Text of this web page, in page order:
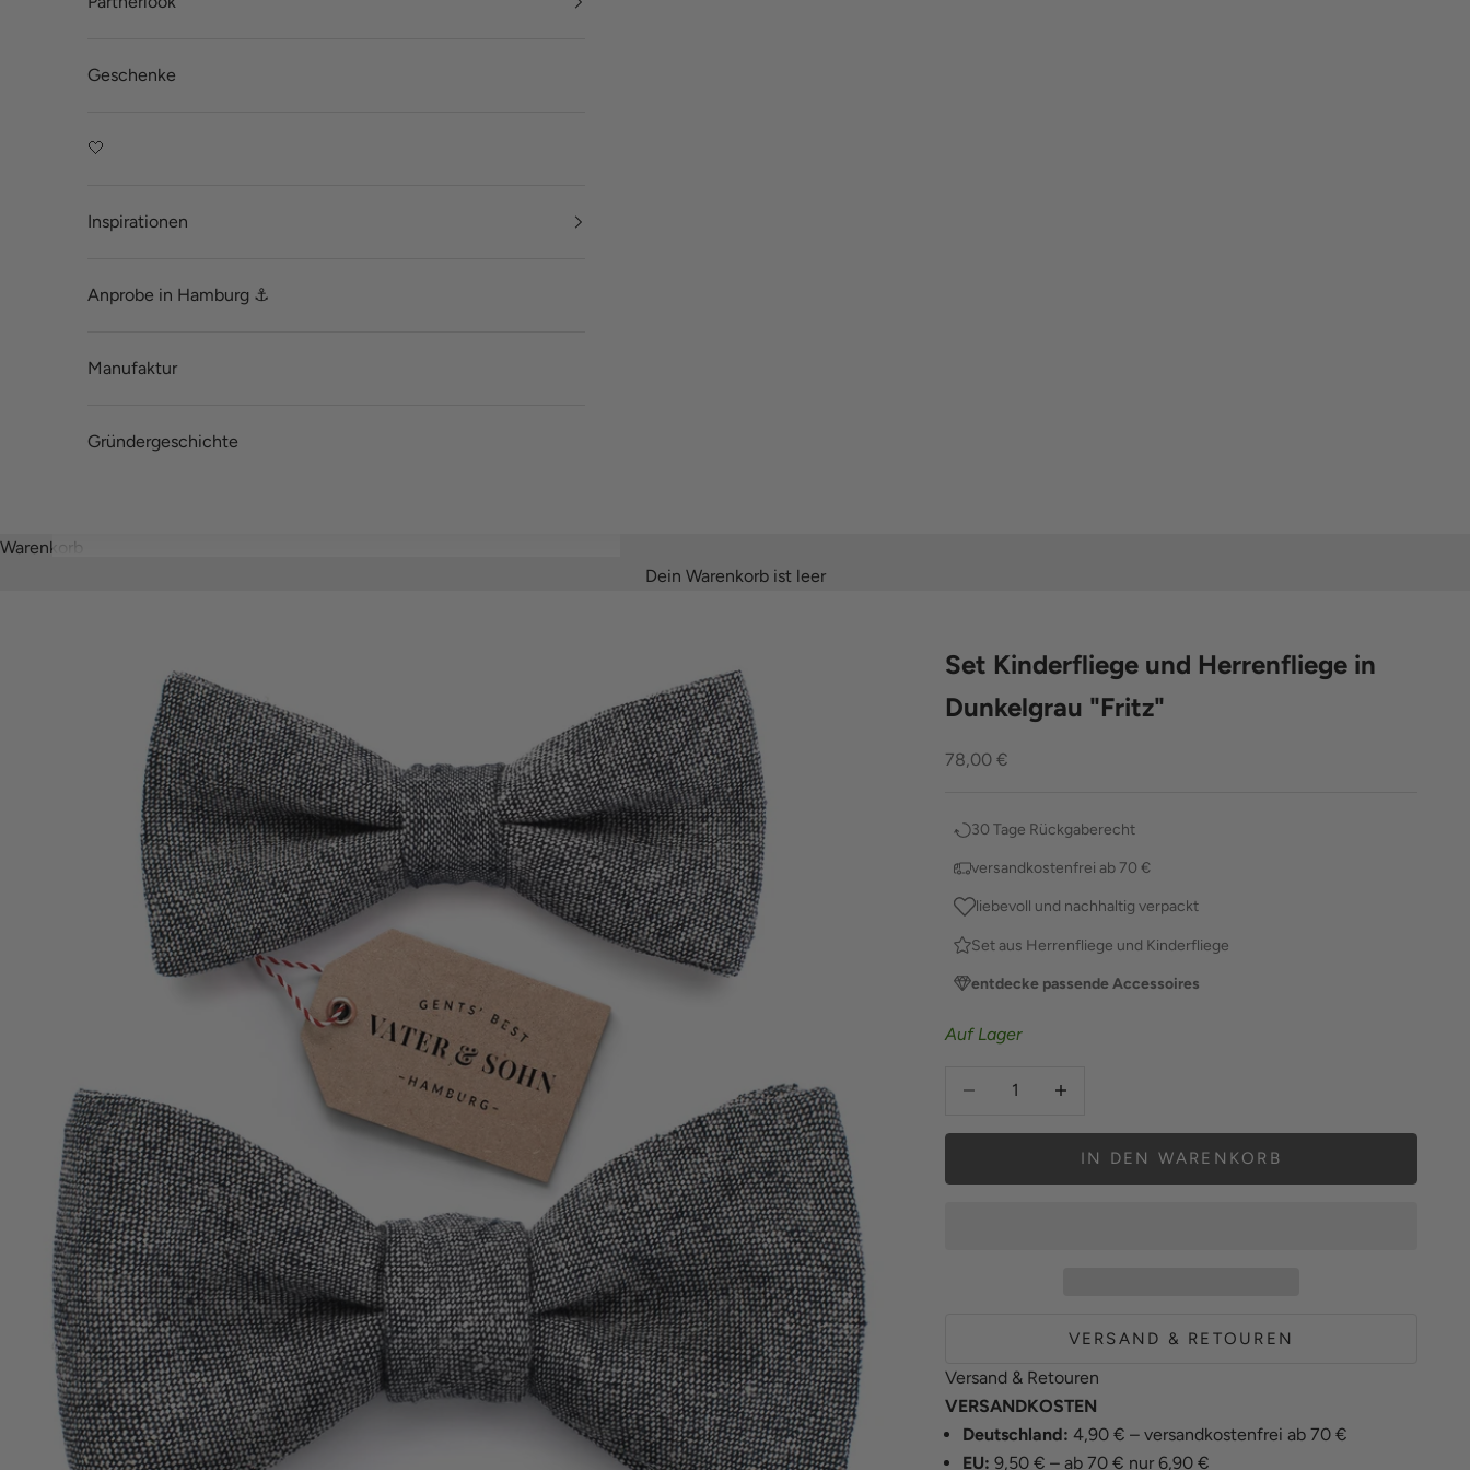
Geschenke
🤍
Inspirationen
Anprobe in Hamburg ⚓
Manufaktur
Gründergeschichte
Warenkorb
Dein Warenkorb ist leer
Set Kinderfliege und Herrenfliege in
Dunkelgrau "Fritz"
Angebot
78,00 €
30 Tage Rückgaberecht
versandkostenfrei ab 70 €
liebevoll und nachhaltig verpackt
Set aus Herrenfliege und Kinderfliege
entdecke passende Accessoires
Auf Lager
Anzahl verringern
IN DEN WARENKORB
VERSAND & RETOUREN
Versand & Retouren
VERSANDKOSTEN
Deutschland: 4,90 € – versandkostenfrei ab 70 €
EU: 9,50 € – ab 70 € nur 6,90 €